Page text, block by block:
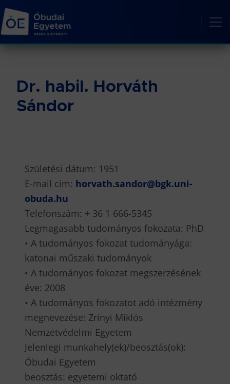
Dr. habil. Horváth
Sándor
Születési dátum: 1951
E-mail cím: horvath.sandor@bgk.uni-
obuda.hu
Telefonszám: + 36 1 666-5345
Legmagasabb tudományos fokozata: PhD
• A tudományos fokozat tudományága:
katonai műszaki tudományok
• A tudományos fokozat megszerzésének
éve: 2008
• A tudományos fokozatot adó intézmény
megnevezése: Zrínyi Miklós
Nemzetvédelmi Egyetem
Jelenlegi munkahely(ek)/beosztás(ok):
Óbudai Egyetem
beosztás: egyetemi oktató